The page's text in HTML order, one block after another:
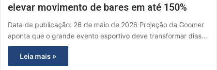
elevar movimento de bares em até 150%
Data de publicação: 26 de maio de 2026 Projeção da Goomer
aponta que o grande evento esportivo deve transformar dias…
Leia mais »